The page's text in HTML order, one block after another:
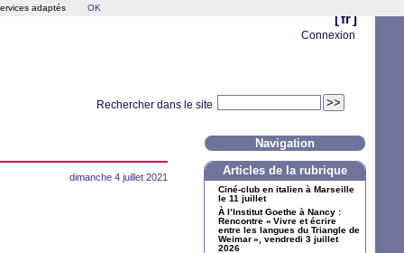
[ fr ]
Connexion
Rechercher dans le site
dimanche 4 juillet 2021
Navigation
Articles de la rubrique
Ciné-club en italien à Marseille
le 11 juillet
À l’Institut Goethe à Nancy :
Rencontre « Vivre et écrire
entre les langues du Triangle de
Weimar», vendredi 3 juillet
2026
adaptés OK